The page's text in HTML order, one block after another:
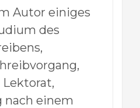
Autor einiges
des
nach einem